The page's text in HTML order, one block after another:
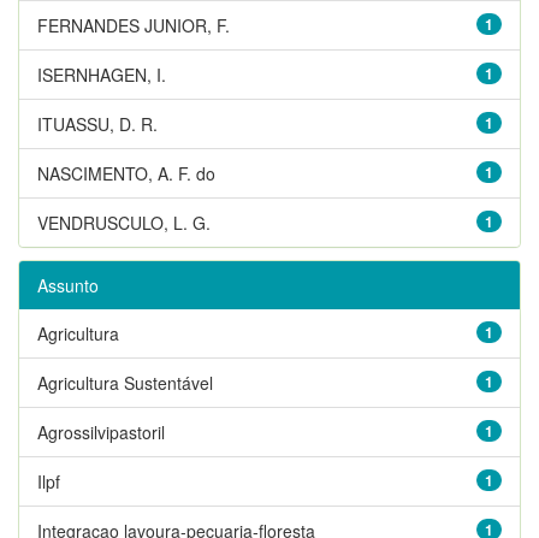
1
FERNANDES JUNIOR, F.
1
ISERNHAGEN, I.
1
ITUASSU, D. R.
1
NASCIMENTO, A. F. do
1
VENDRUSCULO, L. G.
Assunto
1
Agricultura
1
Agricultura Sustentável
1
Agrossilvipastoril
1
Ilpf
1
Integracao lavoura-pecuaria-floresta